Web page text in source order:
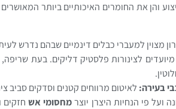
והן את החומרים האיכותיים ביותר
מצוין למעברי כבלים דינמיים שבהם נדרש
מיועדים לצינורות פלסטיק דליקים. בעת
בעירה: לאיטום מרווחים קטנים וסדקים סביב
ועל פי הנחיות היצרן יוצרמחסומי אש